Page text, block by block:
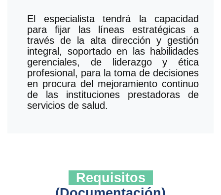
El especialista tendrá la capacidad
para fijar las líneas estratégicas a
través de la alta dirección y gestión
integral, soportado en las habilidades
gerenciales, de liderazgo y ética
profesional, para la toma de decisiones
en procura del mejoramiento continuo
de las instituciones prestadoras de
servicios de salud.
Requisitos